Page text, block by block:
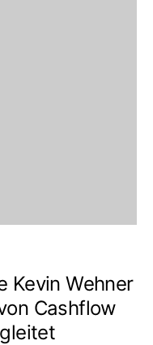
Kevin Wehner
Cashflow